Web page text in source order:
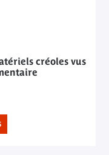
créoles vus